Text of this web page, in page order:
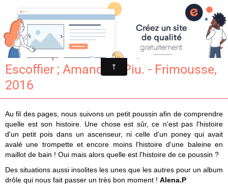
Croqu'livre
Ce n'est pas l'histoire … / Michael
Escoffier ; Amandine Piu. - Frimousse,
2016
Au fil des pages, nous suivons un petit poussin afin de comprendre
quelle est son histoire. Une chose est sûr, ce n'est pas l'histoire
d'un petit pois dans un ascenseur, ni celle d'un poney qui avait
avalé une trompette et encore moins l'histoire d'une baleine en
maillot de bain ! Oui mais alors quelle est l'histoire de ce poussin ?
Des situations aussi insolites les unes que les autres pour un album
drôle qui nous fait passer un très bon moment ! Alena.P